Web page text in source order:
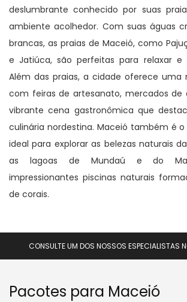
deslumbrante conhecido por suas
ambiente acolhedor. Com suas águas
brancas, as praias de Maceió, como
e Jatiúca, são perfeitas para relaxar e
Além das praias, a cidade oferece uma
com feiras de artesanato, mercados de
vibrante cena gastronômica que
culinária nordestina. Maceió também é
ideal para explorar as belezas naturais
as lagoas de Mundaú e do
impressionantes piscinas naturais
de corais.
CONSULTE UM DOS NOSSOS ESPECIALISTAS
Pacotes para Maceió